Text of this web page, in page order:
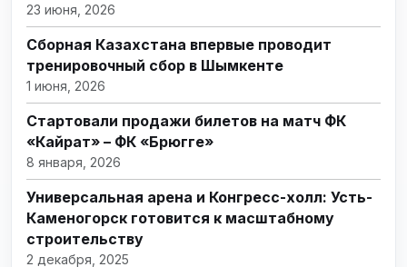
23 июня, 2026
Сборная Казахстана впервые проводит
тренировочный сбор в Шымкенте
1 июня, 2026
Стартовали продажи билетов на матч ФК
«Кайрат» – ФК «Брюгге»
8 января, 2026
Универсальная арена и Конгресс-холл: Усть-
Каменогорск готовится к масштабному
строительству
2 декабря, 2025